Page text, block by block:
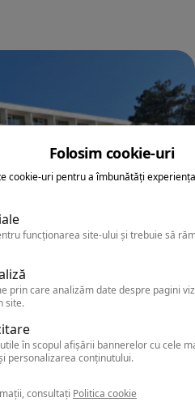
MURES
Superior
Folosim cookie-uri
cookie-uri pentru a îmbunătăți
funcționarea site-ului și trebuie să
prin care analizăm date despre pagini
site.
în scopul afișării bannerelor cu cele
personalizarea conținutului.
consultați Politica cookie